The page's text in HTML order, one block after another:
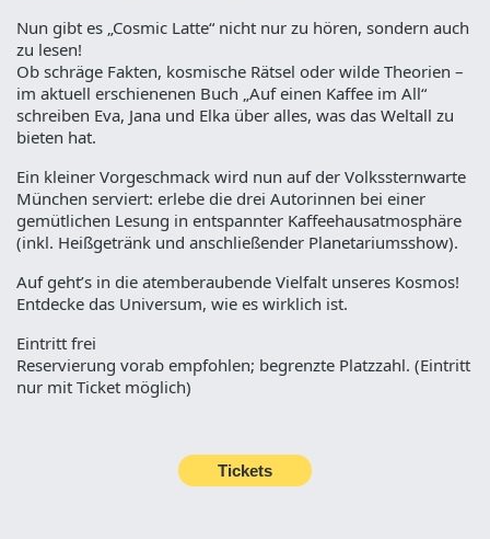
Nun gibt es „Cosmic Latte“ nicht nur zu hören, sondern auch
zu lesen!
Ob schräge Fakten, kosmische Rätsel oder wilde Theorien –
im aktuell erschienenen Buch „Auf einen Kaffee im All“
schreiben Eva, Jana und Elka über alles, was das Weltall zu
bieten hat.
Ein kleiner Vorgeschmack wird nun auf der Volkssternwarte
München serviert: erlebe die drei Autorinnen bei einer
gemütlichen Lesung in entspannter Kaffeehausatmosphäre
(inkl. Heißgetränk und anschließender Planetariumsshow).
Auf geht’s in die atemberaubende Vielfalt unseres Kosmos!
Entdecke das Universum, wie es wirklich ist.
Eintritt frei
Reservierung vorab empfohlen; begrenzte Platzzahl. (Eintritt
nur mit Ticket möglich)
Tickets